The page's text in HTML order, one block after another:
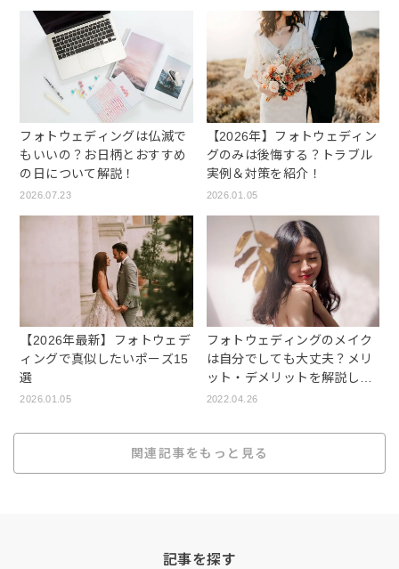
フォトウェディングは仏滅で
もいいの？お日柄とおすすめ
の日について解説！
2026.07.23
【2026年】フォトウェディン
グのみは後悔する？トラブル
実例＆対策を紹介！
2026.01.05
【2026年最新】フォトウェデ
ィングで真似したいポーズ15
選
2026.01.05
フォトウェディングのメイク
は自分でしても大丈夫？メリ
ット・デメリットを解説しま
す
2022.04.26
関連記事をもっと見る
記事を探す